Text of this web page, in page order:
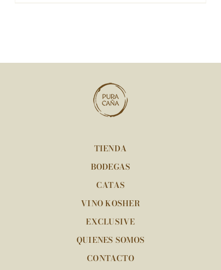
TIENDA
BODEGAS
CATAS
VINO KOSHER
EXCLUSIVE
QUIENES SOMOS
CONTACTO